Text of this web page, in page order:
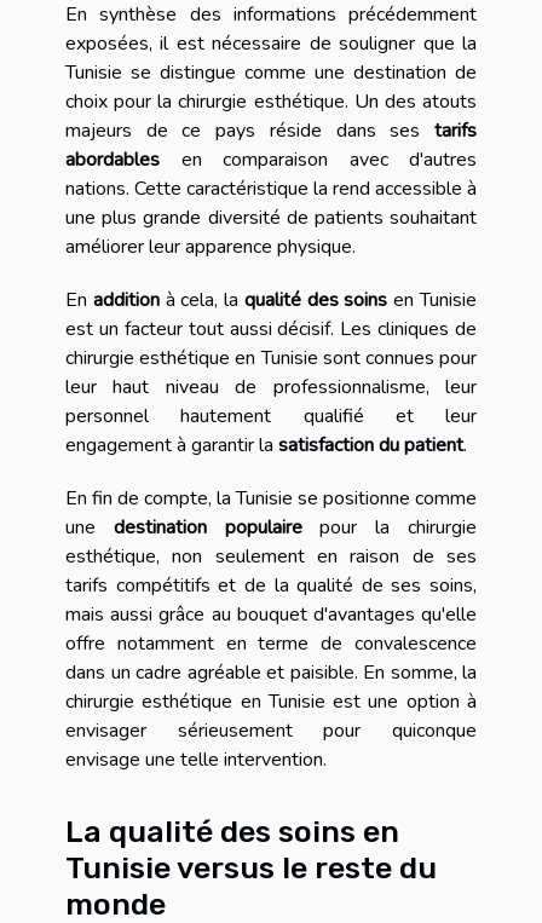
En synthèse des informations précédemment
exposées, il est nécessaire de souligner que la
Tunisie se distingue comme une destination de
choix pour la chirurgie esthétique. Un des atouts
majeurs de ce pays réside dans ses tarifs
abordables en comparaison avec d'autres
nations. Cette caractéristique la rend accessible à
une plus grande diversité de patients souhaitant
améliorer leur apparence physique.
En additionà cela, la qualité des soins en Tunisie
est un facteur tout aussi décisif. Les cliniques de
chirurgie esthétique en Tunisie sont connues pour
leur haut niveau de professionnalisme, leur
personnel hautement qualifié et leur
engagement à garantir la satisfaction du patient.
En fin de compte, la Tunisie se positionne comme
une destination populairepour la chirurgie
esthétique, non seulement en raison de ses
tarifs compétitifs et de la qualité de ses soins,
mais aussi grâce au bouquet d'avantages qu'elle
offre notamment en terme de convalescence
dans un cadre agréable et paisible. En somme, la
chirurgie esthétique en Tunisie est une option à
envisager sérieusement pour quiconque
envisage une telle intervention.
La qualité des soins en
Tunisie versus le reste du
monde